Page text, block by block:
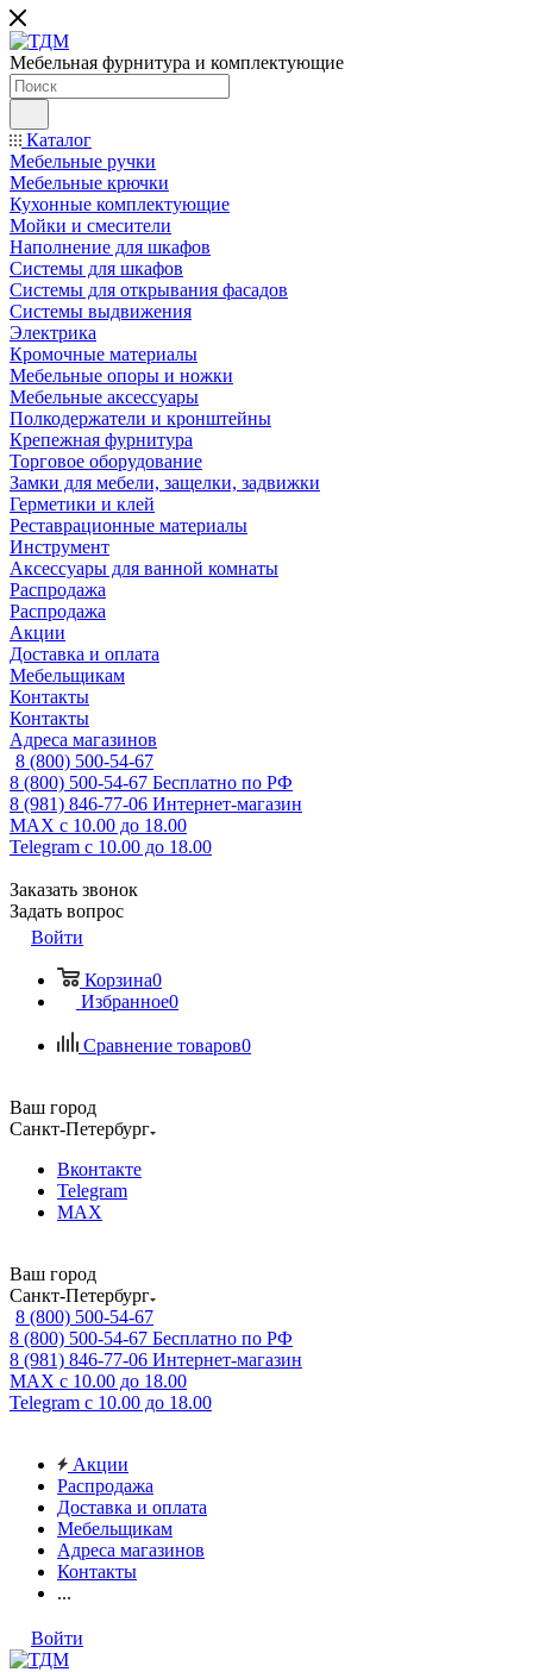
Мебельная фурнитура и комплектующие
Каталог
Мебельные ручки
Мебельные крючки
Кухонные комплектующие
Мойки и смесители
Наполнение для шкафов
Cистемы для шкафов
Системы для открывания фасадов
Системы выдвижения
Электрика
Кромочные материалы
Мебельные опоры и ножки
Мебельные аксессуары
Полкодержатели и кронштейны
Крепежная фурнитура
Торговое оборудование
Замки для мебели, защелки, задвижки
Герметики и клей
Реставрационные материалы
Инструмент
Аксессуары для ванной комнаты
Распродажа
Распродажа
Акции
Доставка и оплата
Мебельщикам
Контакты
Контакты
Адреса магазинов
8 (800) 500-54-67
8 (800) 500-54-67 Бесплатно по РФ
8 (981) 846-77-06 Интернет-магазин
MAX с 10.00 до 18.00
Telegram с 10.00 до 18.00
Заказать звонок
Задать вопрос
Войти
Корзина0
Избранное0
Сравнение товаров0
Ваш город
Санкт-Петербург
Вконтакте
Telegram
MAX
Ваш город
Санкт-Петербург
8 (800) 500-54-67
8 (800) 500-54-67 Бесплатно по РФ
8 (981) 846-77-06 Интернет-магазин
MAX с 10.00 до 18.00
Telegram с 10.00 до 18.00
Акции
Распродажа
Доставка и оплата
Мебельщикам
Адреса магазинов
Контакты
...
Войти